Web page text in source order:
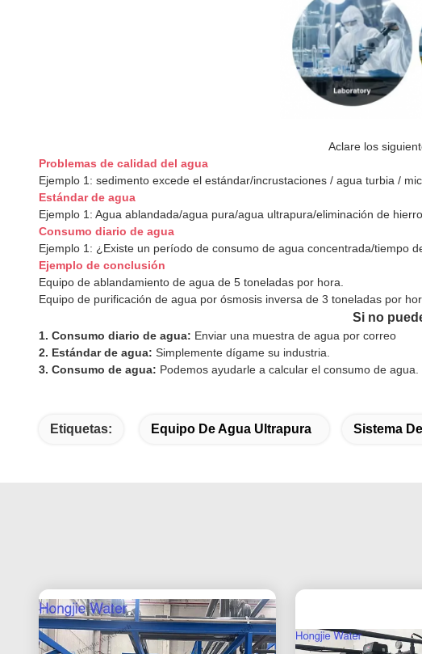
Aclare los
Problemas de calidad del agua
Ejemplo 1: sedimento excede el estándar/incrustaciones / agua turbia /
Estándar de agua
Ejemplo 1: Agua ablandada/agua pura/agua ultrapura/eliminación de
Consumo diario de agua
Ejemplo 1: ¿Existe un período de consumo de agua concentrada/tiempo
Ejemplo de conclusión
Equipo de ablandamiento de agua de 5 toneladas por hora.
Equipo de purificación de agua por ósmosis inversa de 3 toneladas por
Si no
1. Consumo diario de agua: Enviar una muestra de agua por correo
2. Estándar de agua: Simplemente dígame su industria.
3. Consumo de agua: Podemos ayudarle a calcular el consumo de agua.
Etiquetas: Equipo De Agua Ultrapura Sistema